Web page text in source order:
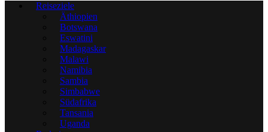
Reiseziele
Äthiopien
Botswana
Eswatini
Madagaskar
Malawi
Namibia
Sambia
Simbabwe
Südafrika
Tansania
Uganda